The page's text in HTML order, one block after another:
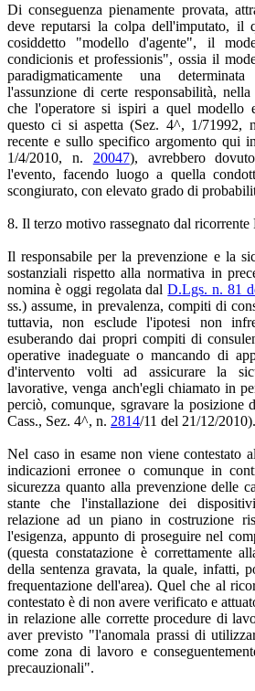
Di conseguenza pienamente provata,
deve reputarsi la colpa dell'imputato, il
cosiddetto "modello d'agente", il
condicionis et professionis", ossia il
paradigmaticamente una
l'assunzione di certe responsabilità,
che l'operatore si ispiri a quel modello
questo ci si aspetta (Sez. 4^, 1/71992,
recente e sullo specifico argomento qui
1/4/2010, n. 20047), avrebbero
l'evento, facendo luogo a quella
scongiurato, con elevato grado di
8. Il terzo motivo rassegnato dal ricorrente
Il responsabile per la prevenzione e la
sostanziali rispetto alla normativa in
nomina è oggi regolata dalD.Lgs. n. 81
ss.) assume, in prevalenza, compiti di
tuttavia, non esclude l'ipotesi non
esuberando dai propri compiti di
operative inadeguate o mancando di
d'intervento volti ad assicurare la
lavorative, venga anch'egli chiamato in
perciò, comunque, sgravare la posizione
Cass., Sez. 4^, n. 2814/11 del 21/12/2010).
Nel caso in esame non viene contestato
indicazioni erronee o comunque in
sicurezza quanto alla prevenzione delle
stante che l'installazione dei
relazione ad un piano in costruzione
l'esigenza, appunto di proseguire nel
(questa constatazione è correttamente
della sentenza gravata, la quale, infatti,
frequentazione dell'area). Quel che al
contestato è di non avere verificato e
in relazione alle corrette procedure di
aver previsto "l'anomala prassi di
come zona di lavoro e
precauzionali".